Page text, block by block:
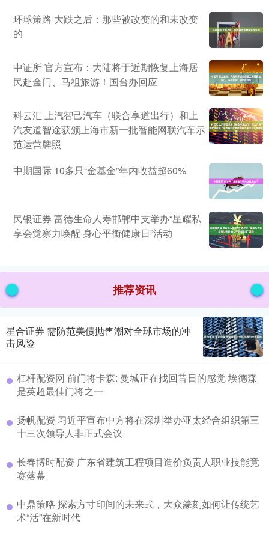
环球策路 大跌之后：那些被改变的和未改变
的
中证所 官方宣布：大陆将于近期恢复上海居
民赴金门、马祖旅游！国台办回应
科云汇 上汽智己汽车（联合享道出行）和上
汽友道智途获颁上海市新一批智能网联汽车示
范运营牌照
中期国际 10多只“金基金”年内收益超60%
民银证券 富德生命人寿邯郸中支举办“星耀私
享会觉察力唤醒·身心平衡健康日”活动
推荐资讯
星合证券 需防范美债抛售潮对全球市场的冲
击风险
杠杆配资网 前门将卡森: 曼城正在找回昔日的感觉 埃德森
是英超最佳门将之一
扬帆配资 习近平宣布中方将在深圳举办亚太经合组织第三
十三次领导人非正式会议
长春博时配资 广东省建筑工程项目造价负责人职业技能竞
赛落幕
中鼎策略 探索方寸印间的未来式，大众篆刻如何让传统艺
术“活”在新时代